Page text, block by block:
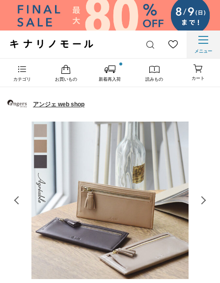
メニュー
カテゴリ お買いもの 新着再入荷 読みもの カート
アンジェ web shop